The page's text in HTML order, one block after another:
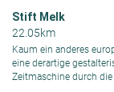
Stift Melk
22.05km
Kaum ein anderes
eine derartige
Zeitmaschine durch